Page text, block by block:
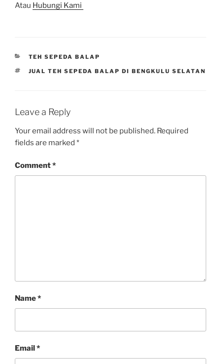
Atau Hubungi Kami
CATEGORIES
TEH SEPEDA BALAP
TAGS
JUAL TEH SEPEDA BALAP DI BENGKULU SELATAN
Leave a Reply
Your email address will not be published. Required
fields are marked *
Comment*
Name*
Email*